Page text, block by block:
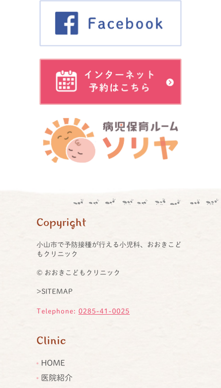
Copyright
小山市で予防接種が行える小児科、おおきこど
もクリニック
© おおきこどもクリニック
>SITEMAP
Telephone: 0285-41-0025
Clinic
HOME
医院紹介